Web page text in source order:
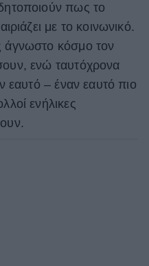
πως το
με το κοινωνικό.
άγνωστο κόσμο τον
ενώ ταυτόχρονα
εαυτό – έναν εαυτό πιο
ενήλικες